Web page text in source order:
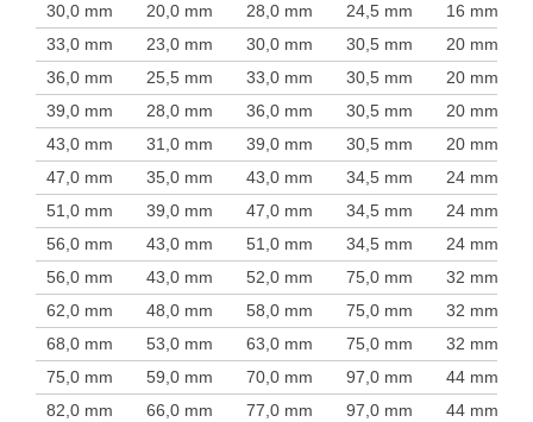
30,0 mm
20,0 mm 28,0 mm 24,5 mm
16 mm
33,0 mm
23,0 mm 30,0 mm 30,5 mm
20 mm
36,0 mm
25,5 mm 33,0 mm 30,5 mm
20 mm
39,0 mm
28,0 mm 36,0 mm 30,5 mm
20 mm
43,0 mm
31,0 mm 39,0 mm 30,5 mm
20 mm
47,0 mm
35,0 mm 43,0 mm 34,5 mm
24 mm
51,0 mm
39,0 mm 47,0 mm 34,5 mm
24 mm
56,0 mm
43,0 mm 51,0 mm 34,5 mm
24 mm
56,0 mm
43,0 mm 52,0 mm 75,0 mm
32 mm
62,0 mm
48,0 mm 58,0 mm 75,0 mm
32 mm
68,0 mm
53,0 mm 63,0 mm 75,0 mm
32 mm
75,0 mm
59,0 mm 70,0 mm 97,0 mm
44 mm
82,0 mm
66,0 mm 77,0 mm 97,0 mm
44 mm